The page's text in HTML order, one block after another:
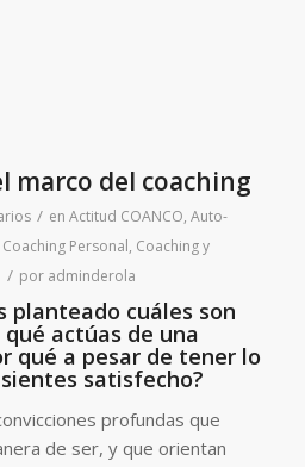
marco del coaching
/ en Actitud COANCO, Auto-
Coaching Personal, Coaching y
/ por adminderola
planteado cuáles son
actúas de una
qué a pesar de tener lo
satisfecho?
profundas que
de ser, y que orientan